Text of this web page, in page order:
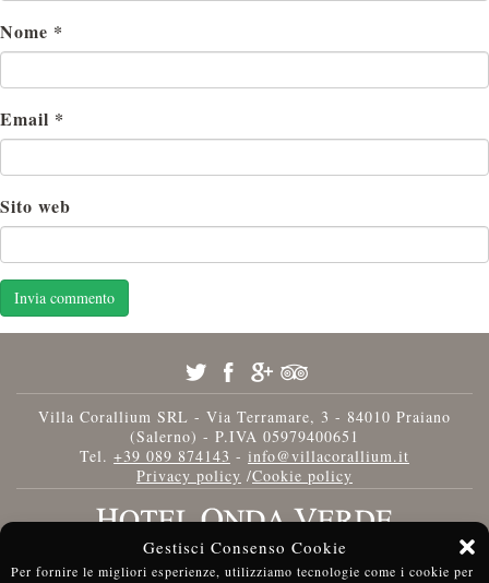
Gestisci Consenso Cookie
Per fornire le migliori esperienze, utilizziamo tecnologie come i cookie per
Nome *
Email *
Sito web
Villa Corallium SRL - Via Terramare, 3 - 84010 Praiano
(Salerno) - P.IVA 05979400651
Tel. +39 089 874143 - info@villacorallium.it
Privacy policy /Cookie policy